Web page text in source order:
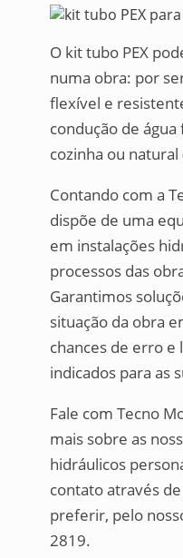
O kit tubo PEX
numa obra: por
flexível e
condução de
cozinha ou
Contando com a
dispõe de uma
em instalações
processos das
Garantimos
situação da obra
chances de erro e
indicados para as
Fale com Tecno
mais sobre as
hidráulicos
contato através
preferir, pelo
2819.